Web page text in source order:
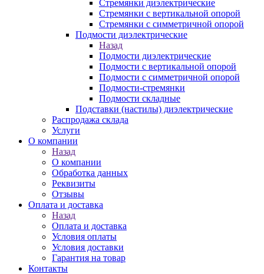
Стремянки диэлектрические
Стремянки с вертикальной опорой
Стремянки с симметричной опорой
Подмости диэлектрические
Назад
Подмости диэлектрические
Подмости с вертикальной опорой
Подмости с симметричной опорой
Подмости-стремянки
Подмости складные
Подставки (настилы) диэлектрические
Распродажа склада
Услуги
О компании
Назад
О компании
Обработка данных
Реквизиты
Отзывы
Оплата и доставка
Назад
Оплата и доставка
Условия оплаты
Условия доставки
Гарантия на товар
Контакты